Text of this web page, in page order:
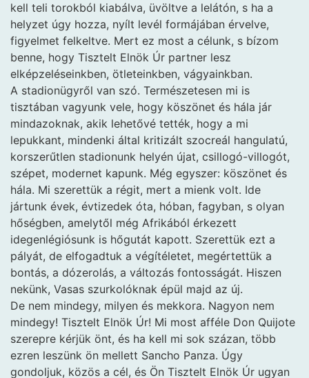
kell teli torokból kiabálva, üvöltve a lelátón, s ha a
helyzet úgy hozza, nyílt levél formájában érvelve,
figyelmet felkeltve. Mert ez most a célunk, s bízom
benne, hogy Tisztelt Elnök Úr partner lesz
elképzeléseinkben, ötleteinkben, vágyainkban.
A stadionügyről van szó. Természetesen mi is
tisztában vagyunk vele, hogy köszönet és hála jár
mindazoknak, akik lehetővé tették, hogy a mi
lepukkant, mindenki által kritizált szocreál hangulatú,
korszerűtlen stadionunk helyén újat, csillogó-villogót,
szépet, modernet kapunk. Még egyszer: köszönet és
hála. Mi szerettük a régit, mert a mienk volt. Ide
jártunk évek, évtizedek óta, hóban, fagyban, s olyan
hőségben, amelytől még Afrikából érkezett
idegenlégiósunk is hőgutát kapott. Szerettük ezt a
pályát, de elfogadtuk a végítéletet, megértettük a
bontás, a dózerolás, a változás fontosságát. Hiszen
nekünk, Vasas szurkolóknak épül majd az új.
De nem mindegy, milyen és mekkora. Nagyon nem
mindegy! Tisztelt Elnök Úr! Mi most afféle Don Quijote
szerepre kérjük önt, és ha kell mi sok százan, több
ezren leszünk ön mellett Sancho Panza. Úgy
gondoljuk, közös a cél, és Ön Tisztelt Elnök Úr ugyan